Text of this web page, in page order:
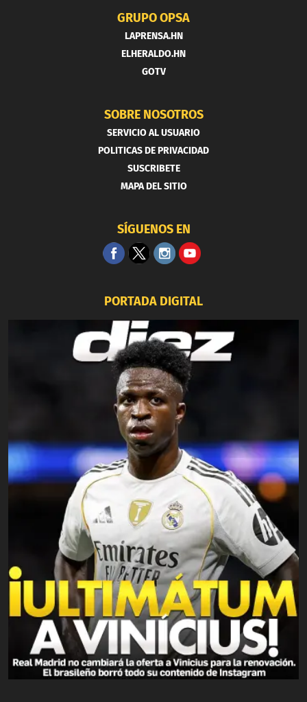
GRUPO OPSA
LAPRENSA.HN
ELHERALDO.HN
GOTV
SOBRE NOSOTROS
SERVICIO AL USUARIO
POLITICAS DE PRIVACIDAD
SUSCRIBETE
MAPA DEL SITIO
SÍGUENOS EN
PORTADA DIGITAL